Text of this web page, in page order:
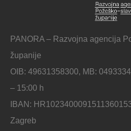
PANORA – Razvojna agencija
županije
OIB: 49631358300, MB:
– 15:00 h
IBAN:
Zagreb